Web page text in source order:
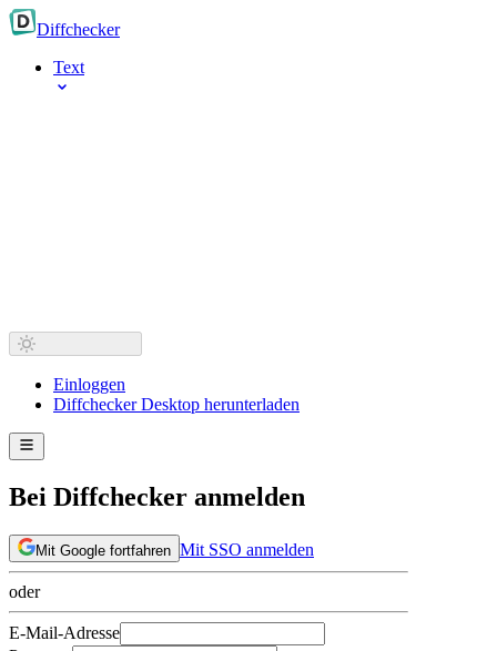
Diffchecker
Text
Einloggen
Diffchecker Desktop herunterladen
Bei Diffchecker anmelden
Mit Google fortfahren Mit SSO anmelden
oder
E-Mail-Adresse